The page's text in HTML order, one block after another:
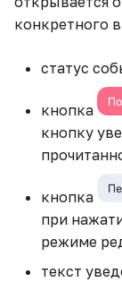
конкретного
статус
кнопка
кнопку
кнопка
при
режиме
текст